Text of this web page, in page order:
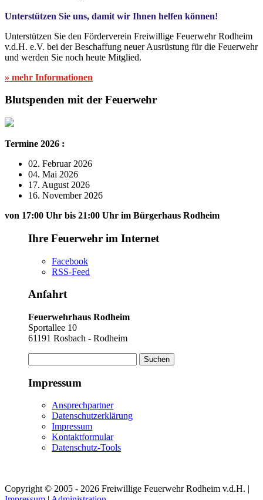
Unterstützen Sie uns, damit wir Ihnen helfen können!
Unterstützen Sie den Förderverein Freiwillige Feuerwehr Rodheim
v.d.H. e.V. bei der Beschaffung neuer Ausrüstung für die Feuerwehr
und werden Sie noch heute Mitglied.
» mehr Informationen
Blutspenden mit der Feuerwehr
Termine 2026 :
02. Februar 2026
04. Mai 2026
17. August 2026
16. November 2026
von 17:00 Uhr bis 21:00 Uhr im Bürgerhaus Rodheim
Ihre Feuerwehr im Internet
Facebook
RSS-Feed
Anfahrt
Feuerwehrhaus Rodheim
Sportallee 10
61191 Rosbach - Rodheim
nach:
Impressum
Ansprechpartner
Datenschutzerklärung
Impressum
Kontaktformular
Datenschutz-Tools
Copyright © 2005 - 2026 Freiwillige Feuerwehr Rodheim v.d.H. |